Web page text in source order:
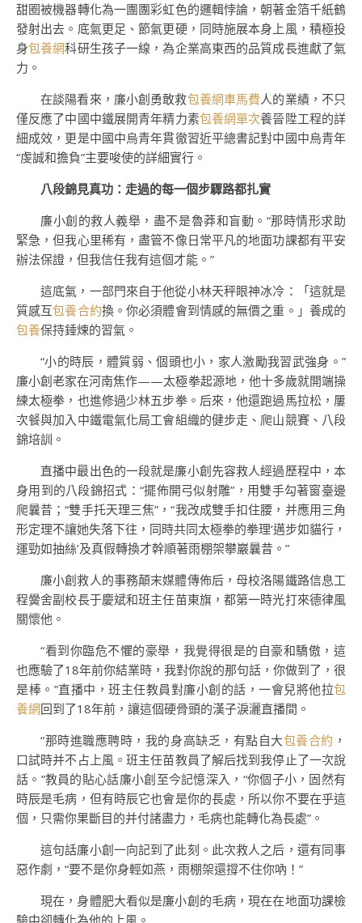
甜圈被機器轉化為一團團彩虹色的邏輯悖論，朝著金箔千紙鶴
發射出去。底氣更足、節氣更硬，同時施展本身上風，積極投
身包養網科研生孩子一線，為企業高東西的品質成長進獻了氣
力。
在談陽看來，廉小創勇敢救包養網車馬費人的業績，不只
僅反應了中國中鐵展開青年精力素包養網單次養晉陞工程的詳
細成效，更是中國中烏青年貫徹習近平總書記對中國中烏青年
“虔誠和擔負”主要唆使的詳細實行。
八段錦見真功：走過的每一個步驟路都扎實
廉小創的救人義舉，盡不是魯莽和盲動。“那時情形求助
緊急，但我心里稀有，盡管不像日常平凡的地面功課都有平安
辦法保證，但我信任我有這個才能。”
這底氣，一部門來自于他從小林天秤眼神冰冷：「這就是
質感互包養合約換。你必須體會到情感的無價之重。」養成的
包養保持錘煉的習氣。
“小的時辰，體質弱、個頭也小，家人激勵我習武強身。”
廉小創老家在河南焦作——太極拳起源地，他十多歲就開端操
練太極拳，也進修過少林五步拳。后來，他還跑過馬拉松，屢
次餐與加入中鐵電氣化局工會組織的健步走、爬山競賽、八段
錦培訓。
直播中最出色的一段就是廉小創先容救人經過歷程中，本
身用到的八段錦招式：“擺佈開弓似射雕”，用雙手勾著窗臺邊
爬曩昔；“雙手托天理三焦”，“我改成雙手扣住腰，并應用三角
形定理不讓她失落下往，同時共同太極拳的拳理‘邁步如貓行，
運勁如抽絲’及真假轉換才幹順著雨棚架攀巖曩昔。”
廉小創救人的事務顛末媒體傳佈后，母校洛陽鐵路信息工
程黌舍副校長于慶斌和班主任苗東旗，都第一時光打來德律風
關懷他。
“看到你臨危不懼的豪舉，我覺得很是的自豪和驕傲，這
也應驗了18年前你結業時，我對你說的那句話，你做到了，很
是棒。”直播中，班主任教員對廉小創的話，一會兒將他拉包
養網回到了18年前，讓這個硬骨頭的漢子淚灑直播間。
“那時進職應聘時，我的身高缺乏，有點自大包養合約 ，
口試時并不占上風。班主任苗教員了解后找到我停止了一次說
話。”教員的貼心話廉小創至今記憶深入，“你個子小，固然有
時辰是毛病，但有時辰它也會是你的長處，所以你不要在乎這
個，只需你果斷目的并付諸盡力，毛病也能轉化為長處”。
這句話廉小創一向記到了此刻。此次救人之后，還有同事
惡作劇，“要不是你身輕如燕，雨棚架還撐不住你吶！”
現在，身體肥大看似是廉小創的毛病，現在在地面功課檢
驗中卻轉化為他的上風。